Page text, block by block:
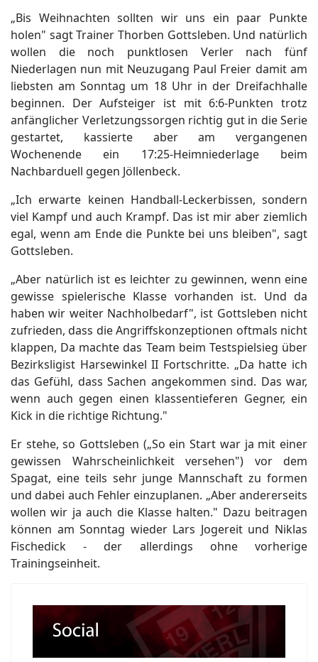
„Bis Weihnachten sollten wir uns ein paar Punkte
holen" sagt Trainer Thorben Gottsleben. Und natürlich
wollen die noch punktlosen Verler nach fünf
Niederlagen nun mit Neuzugang Paul Freier damit am
liebsten am Sonntag um 18 Uhr in der Dreifachhalle
beginnen. Der Aufsteiger ist mit 6:6-Punkten trotz
anfänglicher Verletzungssorgen richtig gut in die Serie
gestartet, kassierte aber am vergangenen
Wochenende ein 17:25-Heimniederlage beim
Nachbarduell gegen Jöllenbeck.
„Ich erwarte keinen Handball-Leckerbissen, sondern
viel Kampf und auch Krampf. Das ist mir aber ziemlich
egal, wenn am Ende die Punkte bei uns bleiben", sagt
Gottsleben.
„Aber natürlich ist es leichter zu gewinnen, wenn eine
gewisse spielerische Klasse vorhanden ist. Und da
haben wir weiter Nachholbedarf", ist Gottsleben nicht
zufrieden, dass die Angriffskonzeptionen oftmals nicht
klappen, Da machte das Team beim Testspielsieg über
Bezirksligist Harsewinkel II Fortschritte. „Da hatte ich
das Gefühl, dass Sachen angekommen sind. Das war,
wenn auch gegen einen klassentieferen Gegner, ein
Kick in die richtige Richtung."
Er stehe, so Gottsleben („So ein Start war ja mit einer
gewissen Wahrscheinlichkeit versehen") vor dem
Spagat, eine teils sehr junge Mannschaft zu formen
und dabei auch Fehler einzuplanen. „Aber andererseits
wollen wir ja auch die Klasse halten." Dazu beitragen
können am Sonntag wieder Lars Jogereit und Niklas
Fischedick - der allerdings ohne vorherige
Trainingseinheit.